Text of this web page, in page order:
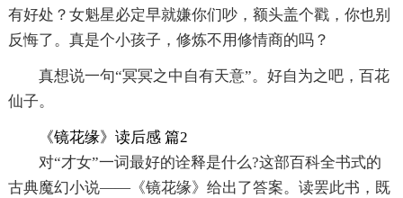
有好处？女魁星必定早就嫌你们吵，额头盖个戳，你也别
反悔了。真是个小孩子，修炼不用修情商的吗？
真想说一句“冥冥之中自有天意”。好自为之吧，百花
仙子。
《镜花缘》读后感 篇2
对“才女”一词最好的诠释是什么?这部百科全书式的
古典魔幻小说——《镜花缘》给出了答案。读罢此书，既